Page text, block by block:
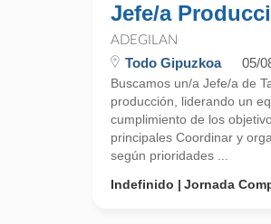
Jefe/a
ADEGILAN
Todo Gipuzkoa 05/
Buscamos un/a Jefe/a de
producción, liderando un
cumplimiento de los
principales Coordinar y
según prioridades ...
Indefinido
Jornada